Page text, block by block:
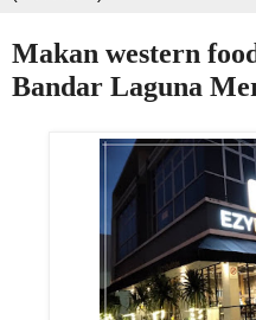
Makan western
Bandar Laguna